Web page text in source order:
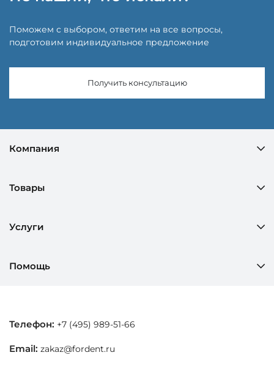
Поможем с выбором, ответим на все вопросы,
подготовим индивидуальное предложение
Получить консультацию
Компания
Товары
Услуги
Помощь
Телефон: +7 (495) 989-51-66
Email: zakaz@fordent.ru